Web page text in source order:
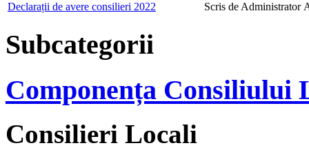
Declarații de avere consilieri 2022
Scris de Administrator
Subcategorii
Componența Consiliului
Consilieri Locali